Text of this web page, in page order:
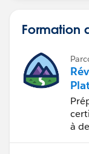
Formation
à